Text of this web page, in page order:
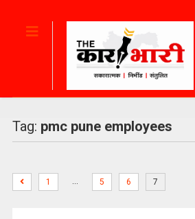
Tag: pmc pune employees
1 … 5 6 7